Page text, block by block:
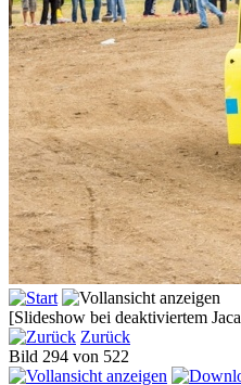
[Slideshow bei deaktiviertem
Zurück
Bild 294 von 522